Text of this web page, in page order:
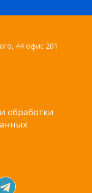
44 офис 201
обработки